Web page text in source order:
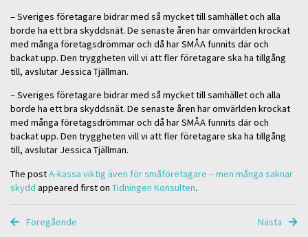
– Sveriges företagare bidrar med så mycket till samhället och alla
borde ha ett bra skyddsnät. De senaste åren har omvärlden krockat
med många företagsdrömmar och då har SMÅA funnits där och
backat upp. Den tryggheten vill vi att fler företagare ska ha tillgång
till, avslutar Jessica Tjällman.
– Sveriges företagare bidrar med så mycket till samhället och alla
borde ha ett bra skyddsnät. De senaste åren har omvärlden krockat
med många företagsdrömmar och då har SMÅA funnits där och
backat upp. Den tryggheten vill vi att fler företagare ska ha tillgång
till, avslutar Jessica Tjällman.
The postA-kassa viktig även för småföretagare – men många saknar
skydd appeared first on Tidningen Konsulten.
Föregående Nästa